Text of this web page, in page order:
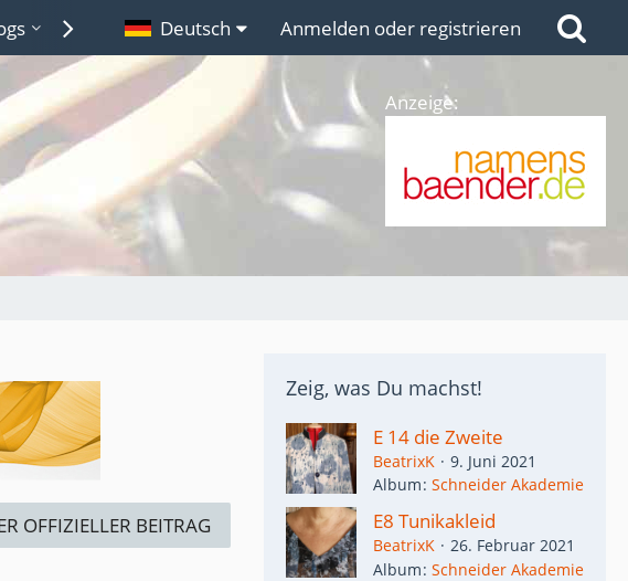
Lexikon Links
Deutsch Anmelden oder registrieren
Anzeige:
OFFIZIELLER BEITRAG
Zeig, was Du machst!
E 14 die Zweite
BeatrixK
9. Juni 2021
Album Schneider Akademie
E8 Tunikakleid
BeatrixK
26. Februar 2021
Album Schneider Akademie